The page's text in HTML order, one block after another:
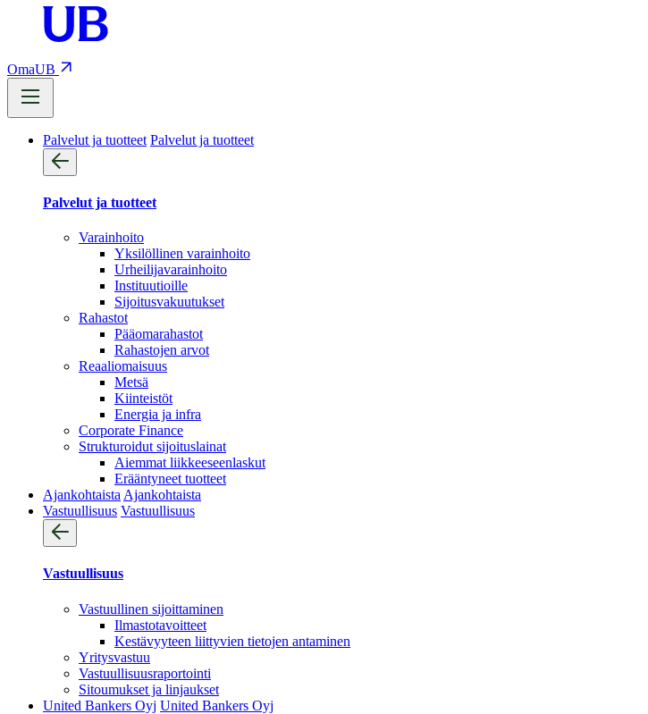
OmaUB
Palvelut ja tuotteet Palvelut ja tuotteet
Palvelut ja tuotteet
Varainhoito
Yksilöllinen varainhoito
Urheilijavarainhoito
Instituutioille
Sijoitusvakuutukset
Rahastot
Pääomarahastot
Rahastojen arvot
Reaaliomaisuus
Metsä
Kiinteistöt
Energia ja infra
Corporate Finance
Strukturoidut sijoituslainat
Aiemmat liikkeeseenlaskut
Erääntyneet tuotteet
Ajankohtaista Ajankohtaista
Vastuullisuus Vastuullisuus
Vastuullisuus
Vastuullinen sijoittaminen
Ilmastotavoitteet
Kestävyyteen liittyvien tietojen antaminen
Yritysvastuu
Vastuullisuus­raportointi
Sitoumukset ja linjaukset
United Bankers Oyj United Bankers Oyj